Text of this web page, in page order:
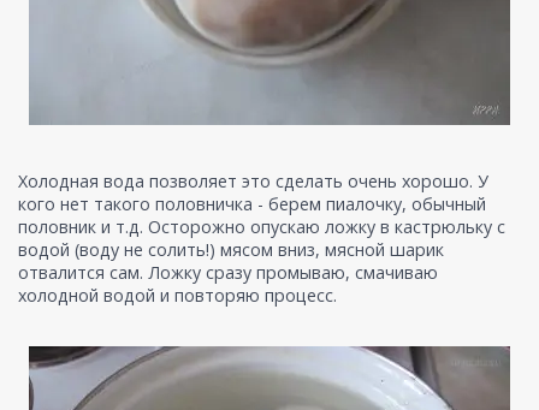
Холодная вода позволяет это сделать очень хорошо. У
кого нет такого половничка - берем пиалочку, обычный
половник и т.д. Осторожно опускаю ложку в кастрюльку с
водой (воду не солить!) мясом вниз, мясной шарик
отвалится сам. Ложку сразу промываю, смачиваю
холодной водой и повторяю процесс.